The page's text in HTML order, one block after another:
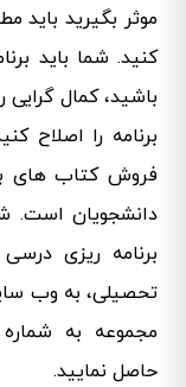
موثر بگیرید
کنید. شما باید
باشید، کمال گرایی
برنامه را اصلاح
فروش کتاب های
دانشجویان است.
برنامه ریزی
تحصیلی، به وب
مجموعه به شماره
حاصل نمایید.